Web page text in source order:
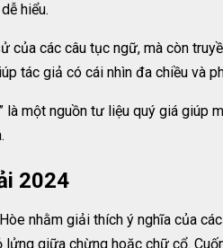
hiểu.
của các câu tục ngữ, mà còn
tác giả có cái nhìn đa chiều và
một nguồn tư liệu quý giá giúp
2024
nhằm giải thích ý nghĩa của
giữa chừng hoặc chữ cổ.